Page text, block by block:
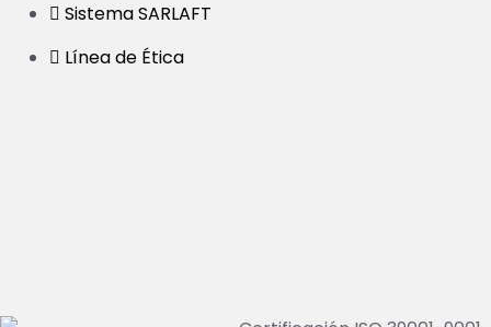
Sistema SARLAFT
Línea de Ética